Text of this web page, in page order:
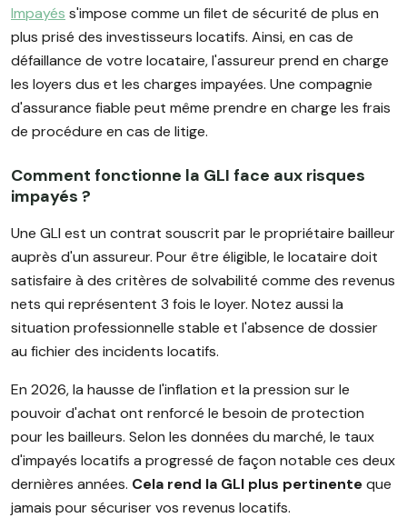
Impayés s'impose comme un filet de sécurité de plus en
plus prisé des investisseurs locatifs. Ainsi, en cas de
défaillance de votre locataire, l'assureur prend en charge
les loyers dus et les charges impayées. Une compagnie
d'assurance fiable peut même prendre en charge les frais
de procédure en cas de litige.
Comment fonctionne la GLI face aux risques
impayés ?
Une GLI est un contrat souscrit par le propriétaire bailleur
auprès d'un assureur. Pour être éligible, le locataire doit
satisfaire à des critères de solvabilité comme des revenus
nets qui représentent 3 fois le loyer. Notez aussi la
situation professionnelle stable et l'absence de dossier
au fichier des incidents locatifs.
En 2026, la hausse de l'inflation et la pression sur le
pouvoir d'achat ont renforcé le besoin de protection
pour les bailleurs. Selon les données du marché, le taux
d'impayés locatifs a progressé de façon notable ces deux
dernières années. Cela rend la GLI plus pertinenteque
jamais pour sécuriser vos revenus locatifs.